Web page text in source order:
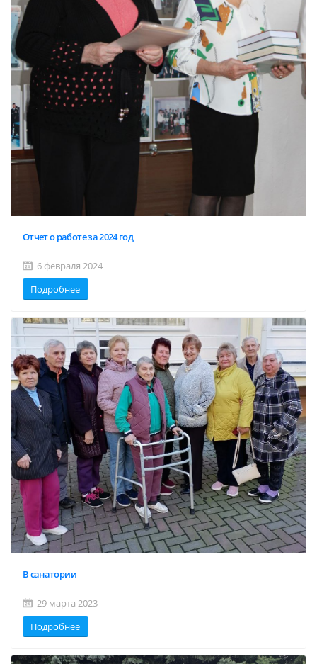
Отчет о работе за 2024 год
6 февраля 2024
Подробнее
В санатории
29 марта 2023
Подробнее